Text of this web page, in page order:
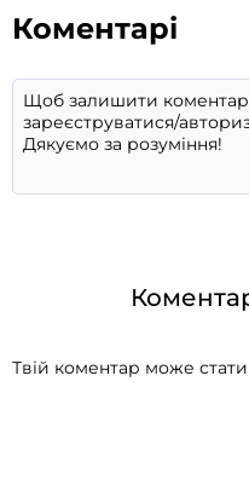
Коментарі
Твій коментар може